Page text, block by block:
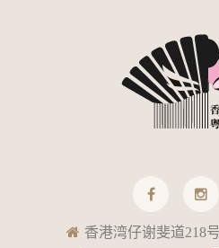
香港湾仔谢斐道218